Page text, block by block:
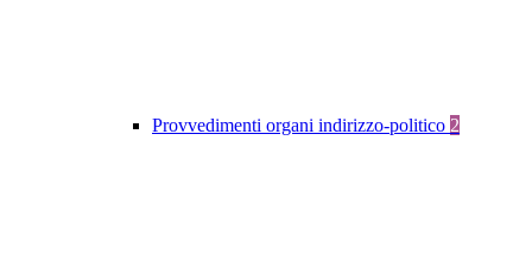
Provvedimenti organi indirizzo-politico 2